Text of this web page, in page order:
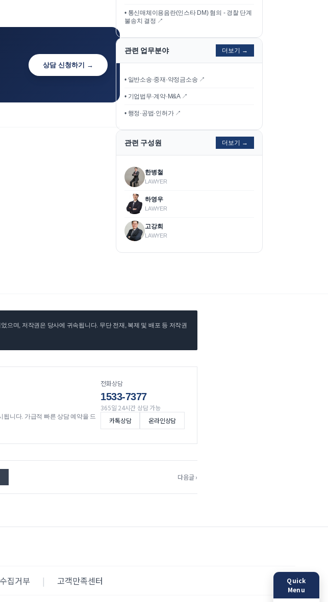
상담 신청하기 →
• 통신매체이용음란(인스타 DM) 혐의 - 경찰 단계
불송치 결정 ↗
관련 업무분야 더보기 →
• 일반소송·중재·약정금소송 ↗
• 기업법무·계약·M&A ↗
• 행정·공법·인허가 ↗
관련 구성원 더보기 →
한병철
LAWYER
하영우
LAWYER
고강희
LAWYER
으며, 저작권은 당사에 귀속됩니다. 무단 전재, 복제 및 배포 등 저작권
니다. 가급적 빠른 상담 예약을 드
전화상담
1533-7377
365일 24시간 상담 가능
카톡상담
온라인상담
다음글 ›
집거부 | 고객만족센터
Quick
Menu